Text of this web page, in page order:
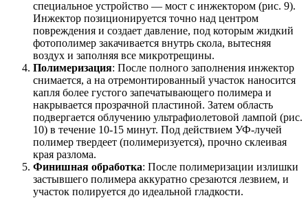
специальное устройство — мост с инжектором (рис. 9).
Инжектор позиционируется точно над центром
повреждения и создает давление, под которым жидкий
фотополимер закачивается внутрь скола, вытесняя
воздух и заполняя все микротрещины.
Полимеризация: После полного заполнения инжектор
снимается, а на отремонтированный участок наносится
капля более густого запечатывающего полимера и
накрывается прозрачной пластиной. Затем область
подвергается облучению ультрафиолетовой лампой (рис.
10) в течение 10-15 минут. Под действием УФ-лучей
полимер твердеет (полимеризуется), прочно склеивая
края разлома.
Финишная обработка: После полимеризации излишки
застывшего полимера аккуратно срезаются лезвием, и
участок полируется до идеальной гладкости.